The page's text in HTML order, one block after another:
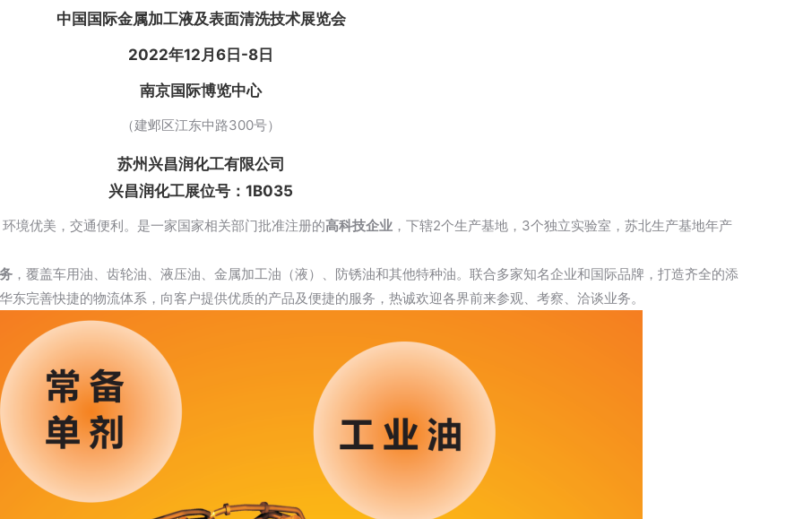
中国国际金属加工液及表面清洗技术展览会
2022年12月6日-8日
南京国际博览中心
（建邺区江东中路300号）
苏州兴昌润化工有限公司
兴昌润化工展位号：1B035
境优美，交通便利。是一家国家相关部门批准注册的高科技企业 ，下辖2个生产基地，3个独立实验室，苏北生产基地年产
，覆盖车用油、齿轮油、液压油、金属加工油（液）、防锈油和其他特种油。联合多家知名企业和国际品牌，打造齐全的添
完善快捷的物流体系，向客户提供优质的产品及便捷的服务，热诚欢迎各界前来参观、考察、洽谈业务。